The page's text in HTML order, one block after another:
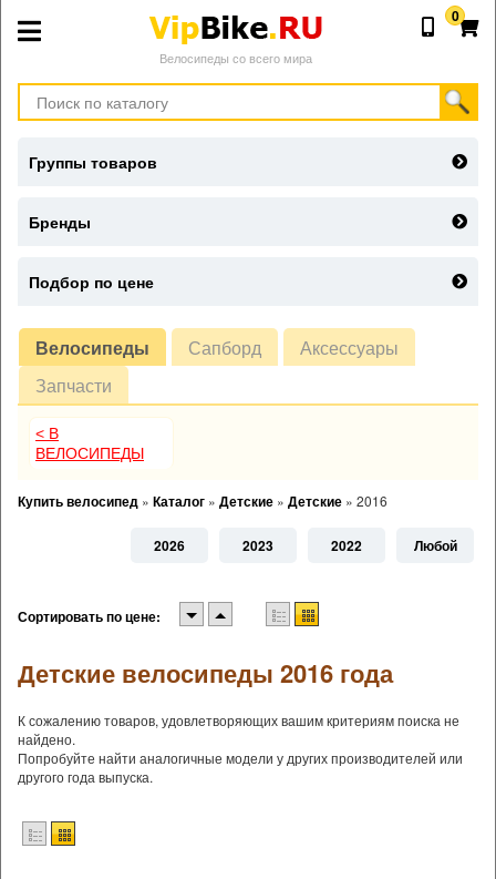
Велосипеды со всего мира
0
Велосипеды Сапборд
Аксессуары
Запчасти
< В
ВЕЛОСИПЕДЫ
Купить велосипед » Каталог » Детские » Детские » 2016
2026 2023 2022 Любой
Сортировать по цене:
Детские велосипеды 2016 года
К сожалению товаров, удовлетворяющих вашим критериям поиска не
найдено.
Попробуйте найти аналогичные модели у других производителей или
другого года выпуска.
Группы товаров
Бренды
Подбор по цене